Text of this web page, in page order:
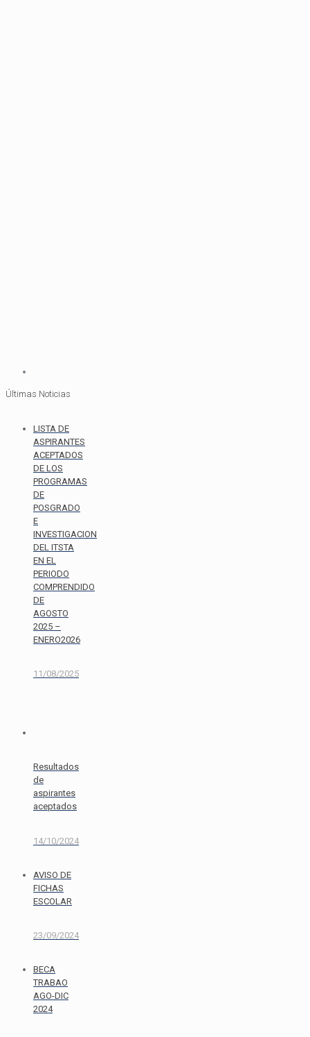
Últimas Noticias
LISTA DE
ASPIRANTES
ACEPTADOS
DE LOS
PROGRAMAS
DE
POSGRADO
E
INVESTIGACION
DEL ITSTA
EN EL
PERIODO
COMPRENDIDO
DE
AGOSTO
2025 –
ENERO2026
11/08/2025
Resultados
de
aspirantes
aceptados
14/10/2024
AVISO DE
FICHAS
ESCOLAR
23/09/2024
BECA
TRABAO
AGO-DIC
2024